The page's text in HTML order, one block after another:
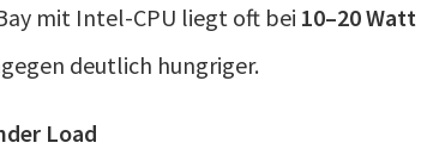
mit Intel-CPU liegt oft bei 10–20
deutlich hungriger.
Load